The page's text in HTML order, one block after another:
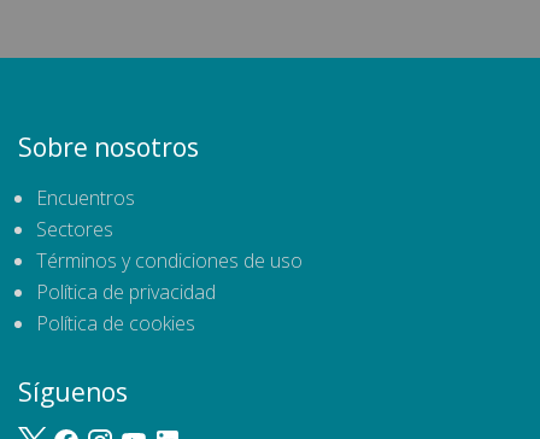
Sobre nosotros
Encuentros
Sectores
Términos y condiciones de uso
Política de privacidad
Política de cookies
Síguenos